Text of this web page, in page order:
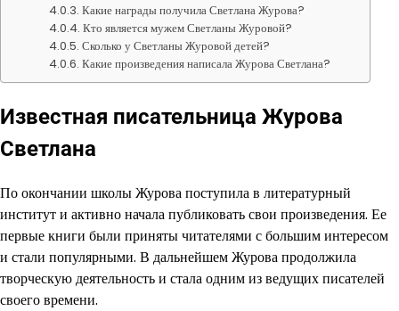
Какие награды получила Светлана Журова?
Кто является мужем Светланы Журовой?
Сколько у Светланы Журовой детей?
Какие произведения написала Журова Светлана?
Известная писательница Журова
Светлана
По окончании школы Журова поступила в литературный
институт и активно начала публиковать свои произведения. Ее
первые книги были приняты читателями с большим интересом
и стали популярными. В дальнейшем Журова продолжила
творческую деятельность и стала одним из ведущих писателей
своего времени.